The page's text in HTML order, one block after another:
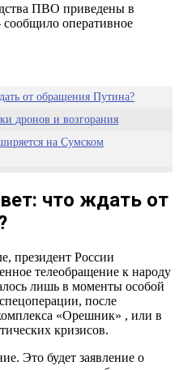
ПВО приведены в
оперативное
от обращения Путина?
дронов и возгорания
на Сумском
грохотачто ждать от
президент России
телеобращение к народу
лишь в моменты особой
после
«Орешник» , или в
кризисов.
Это будет заявление о